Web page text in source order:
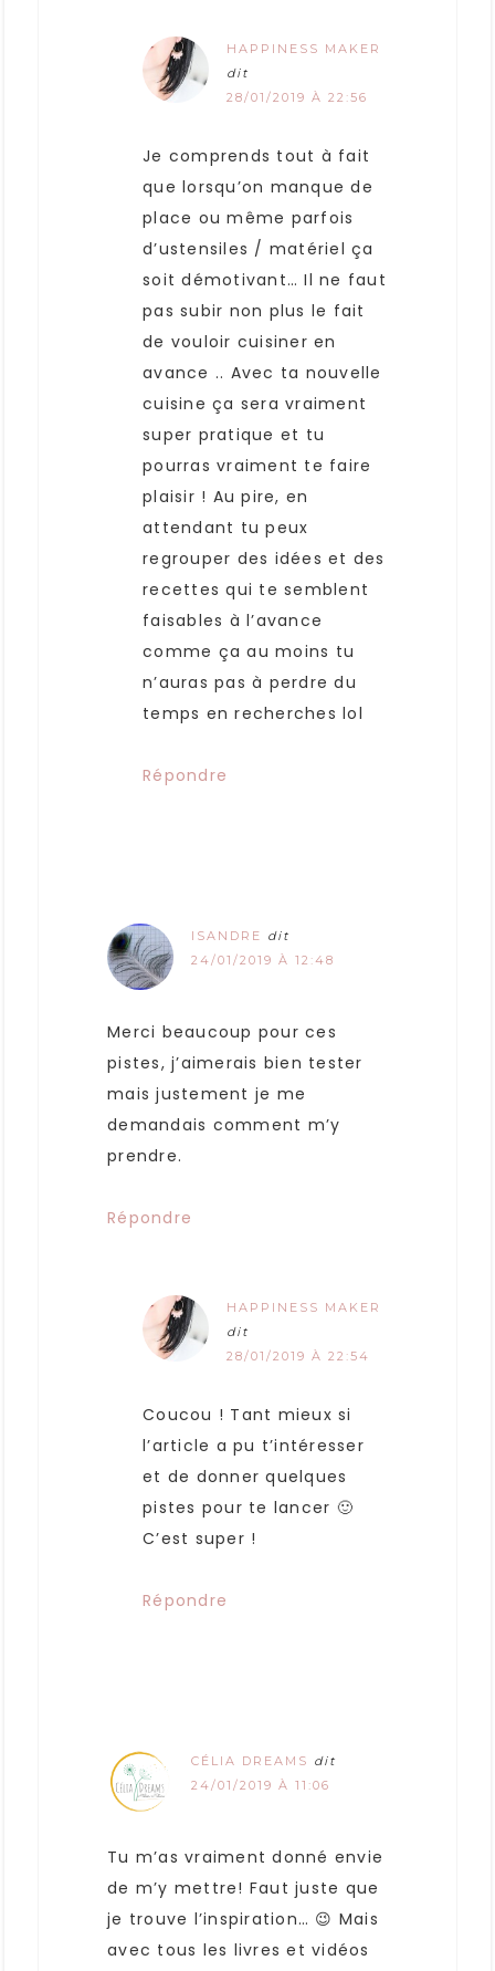
HAPPINESS MAKER
dit
28/01/2019 À 22:56
Je comprends tout à fait
que lorsqu’on manque de
place ou même parfois
d’ustensiles / matériel ça
soit démotivant… Il ne faut
pas subir non plus le fait
de vouloir cuisiner en
avance .. Avec ta nouvelle
cuisine ça sera vraiment
super pratique et tu
pourras vraiment te faire
plaisir ! Au pire, en
attendant tu peux
regrouper des idées et des
recettes qui te semblent
faisables à l’avance
comme ça au moins tu
n’auras pas à perdre du
temps en recherches lol
Répondre
ISANDRE dit
24/01/2019 À 12:48
Merci beaucoup pour ces
pistes, j’aimerais bien tester
mais justement je me
demandais comment m’y
prendre.
Répondre
HAPPINESS MAKER
dit
28/01/2019 À 22:54
Coucou ! Tant mieux si
l’article a pu t’intéresser
et de donner quelques
pistes pour te lancer 🙂
C’est super !
Répondre
CÉLIA DREAMS dit
24/01/2019 À 11:06
Tu m’as vraiment donné envie
de m’y mettre! Faut juste que
je trouve l’inspiration… 😉 Mais
avec tous les livres et vidéos